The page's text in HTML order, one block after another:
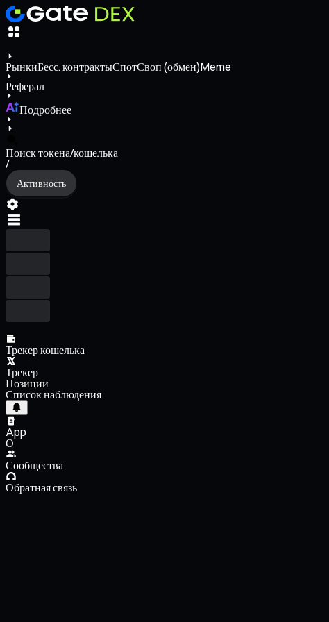
РынкиБесс. контрактыСпотСвоп (обмен)Meme
Реферал
Подробнее
Поиск токена/кошелька
/
Активность
Трекер кошелька
Трекер
Позиции
Список наблюдения
App
О
Сообщества
Обратная связь